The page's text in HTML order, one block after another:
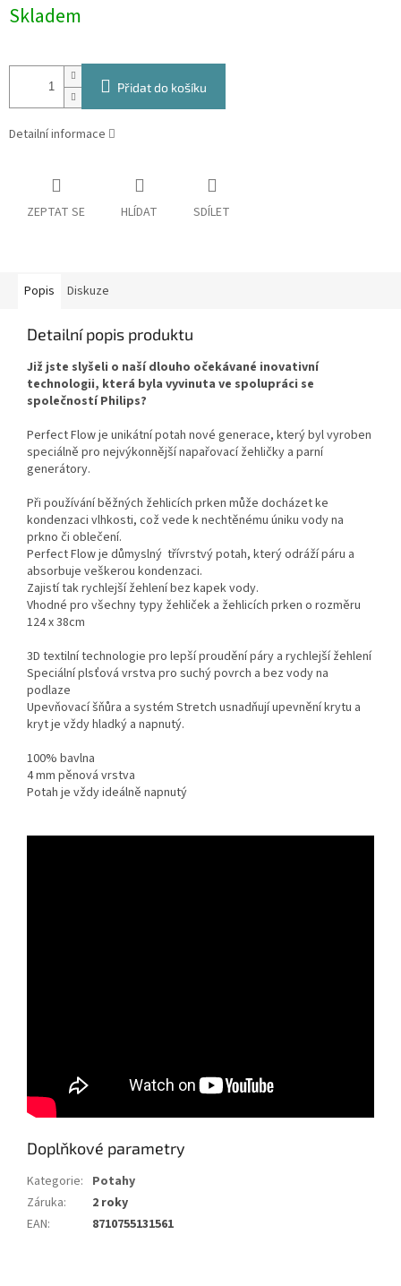
cena:
Skladem
Přidat do košíku
Detailní informace
ZEPTAT SE HLÍDAT SDÍLET
Popis Diskuze
Detailní popis produktu
Již jste slyšeli o naší dlouho očekávané inovativní
technologii, která byla vyvinuta ve spolupráci se
společností Philips?
Perfect Flow je unikátní potah nové generace, který byl vyroben
speciálně pro nejvýkonnější napařovací žehličky a parní
generátory.
Při používání běžných žehlicích prken může docházet ke
kondenzaci vlhkosti, což vede k nechtěnému úniku vody na
prkno či oblečení.
Perfect Flow je důmyslný třívrstvý potah, který odráží páru a
absorbuje veškerou kondenzaci.
Zajistí tak rychlejší žehlení bez kapek vody.
Vhodné pro všechny typy žehliček a žehlicích prken o rozměru
124 x 38cm
3D textilní technologie pro lepší proudění páry a rychlejší žehlení
Speciální plsťová vrstva pro suchý povrch a bez vody na
podlaze
Upevňovací šňůra a systém Stretch usnadňují upevnění krytu a
kryt je vždy hladký a napnutý.
100% bavlna
4 mm pěnová vrstva
Potah je vždy ideálně napnutý
Doplňkové parametry
Kategorie: Potahy
Záruka:
2 roky
EAN: 8710755131561